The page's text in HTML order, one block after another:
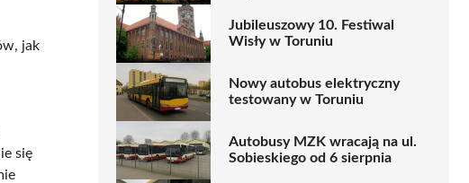
jak
się
Jubileuszowy 10. Festiwal
Wisły w Toruniu
Nowy autobus elektryczny
testowany w Toruniu
Autobusy MZK wracają na ul.
Sobieskiego od 6 sierpnia